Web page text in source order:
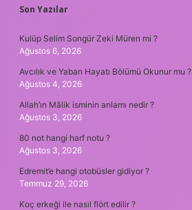
SIDEBAR
Son Yazılar
Kulüp Selim Songür Zeki Müren mi ?
Ağustos 6, 2026
Avcılık ve Yaban Hayatı Bölümü Okunur mu ?
Ağustos 4, 2026
Allah’ın Mâlik isminin anlamı nedir ?
Ağustos 3, 2026
80 not hangi harf notu ?
Ağustos 3, 2026
Edremit’e hangi otobüsler gidiyor ?
Temmuz 29, 2026
Koç erkeği ile nasıl flört edilir ?